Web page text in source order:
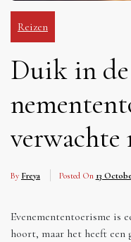
Reizen
Duik in de
verwachte
By Freya Posted On 13
Evenemententoerisme is
hoort, maar het heeft